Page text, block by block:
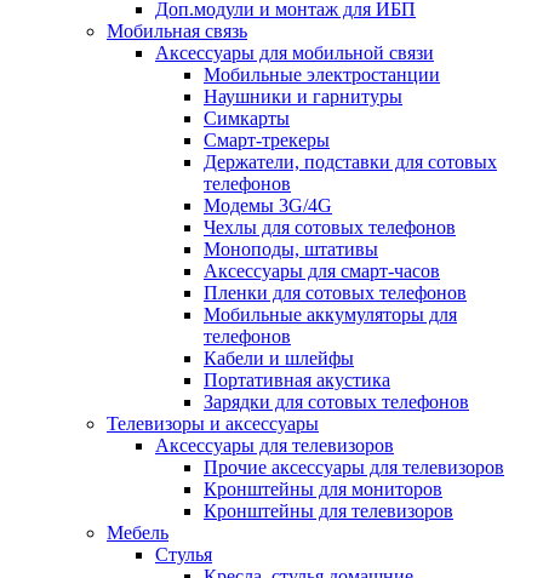
Доп.модули и монтаж для ИБП
Мобильная связь
Аксессуары для мобильной связи
Мобильные электростанции
Наушники и гарнитуры
Симкарты
Смарт-трекеры
Держатели, подставки для сотовых
телефонов
Модемы 3G/4G
Чехлы для сотовых телефонов
Моноподы, штативы
Аксессуары для смарт-часов
Пленки для сотовых телефонов
Мобильные аккумуляторы для
телефонов
Кабели и шлейфы
Портативная акустика
Зарядки для сотовых телефонов
Телевизоры и аксессуары
Аксессуары для телевизоров
Прочие аксессуары для телевизоров
Кронштейны для мониторов
Кронштейны для телевизоров
Мебель
Стулья